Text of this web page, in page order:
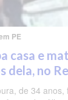
PE
casa e
dela, no
de 34